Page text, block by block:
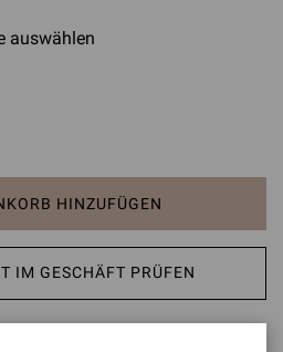
auswählen
HINZUFÜGEN
IM GESCHÄFT PRÜFEN